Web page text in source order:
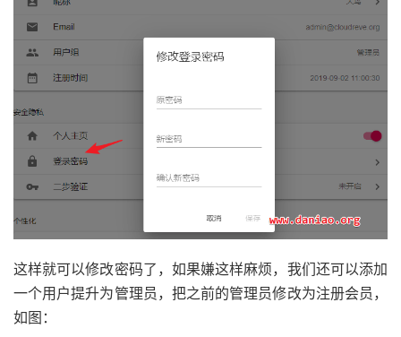
这样就可以修改密码了，如果嫌这样麻烦，我们还可以添加
一个用户提升为管理员，把之前的管理员修改为注册会员，
如图：